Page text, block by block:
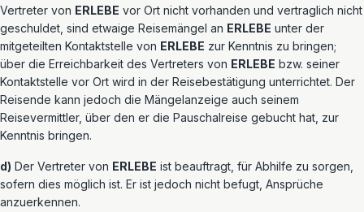
Vertreter von ERLEBE vor Ort nicht vorhanden und vertraglich nicht
geschuldet, sind etwaige Reisemängel an ERLEBE unter der
mitgeteilten Kontaktstelle von ERLEBE zur Kenntnis zu bringen;
über die Erreichbarkeit des Vertreters von ERLEBE bzw. seiner
Kontaktstelle vor Ort wird in der Reisebestätigung unterrichtet. Der
Reisende kann jedoch die Mängelanzeige auch seinem
Reisevermittler, über den er die Pauschalreise gebucht hat, zur
Kenntnis bringen.
d) Der Vertreter von ERLEBE ist beauftragt, für Abhilfe zu sorgen,
sofern dies möglich ist. Er ist jedoch nicht befugt, Ansprüche
anzuerkennen.